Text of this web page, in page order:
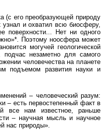
(с его преобразующей природу
и охватил всю биосферу,
поверхности... Нет ни одного
Поэтому ноосфера может
могучей геологической
незаметно для самого
человечества на планете
подъемом развития науки и
– человеческий разум:
– есть первостепенный факт в
все нам известное, раньше
– научная мысль и научное
нас природы».